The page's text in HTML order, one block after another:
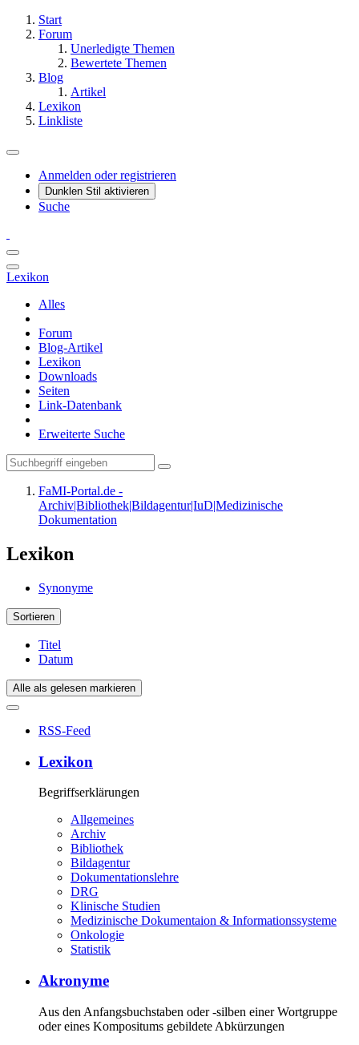
Start
Forum
Unerledigte Themen
Bewertete Themen
Blog
Artikel
Lexikon
Linkliste
Anmelden oder registrieren
Dunklen Stil aktivieren
Suche
Lexikon
Alles
Forum
Blog-Artikel
Lexikon
Downloads
Seiten
Link-Datenbank
Erweiterte Suche
FaMI-Portal.de -
Archiv|Bibliothek|Bildagentur|IuD|Medizinische
Dokumentation
Lexikon
Synonyme
Sortieren
Titel
Datum
Alle als gelesen markieren
RSS-Feed
Lexikon
Begriffserklärungen
Allgemeines
Archiv
Bibliothek
Bildagentur
Dokumentationslehre
DRG
Klinische Studien
Medizinische Dokumentaion & Informationssysteme
Onkologie
Statistik
Akronyme
Aus den Anfangsbuchstaben oder -silben einer Wortgruppe
oder eines Kompositums gebildete Abkürzungen